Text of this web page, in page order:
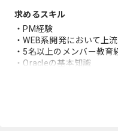
求めるスキル
・PM経験
・WEB系開発において上
・5名以上のメンバー教育
・Oracleの基本知識